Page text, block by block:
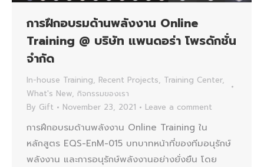
การฝึกอบรมด้านพลังงาน Online
Training @ บริษัท แพนดอร่า โพรดักชั่น
จำกัด
In-house Training, Recent Projects, Training Center,
What's New, กิจกรรมของเรา
By Gift November 23, 2021 Leave a comment
การฝึกอบรมด้านพลังงาน Online Training ใน
หลักสูตร EQS-EnM-015 บทบาทหน้าที่ของทีมอนุรักษ์
พลังงาน และการอนุรักษ์พลังงานอย่างยั่งยืน โดย